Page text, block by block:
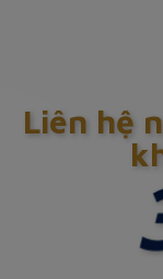
Liên hệ